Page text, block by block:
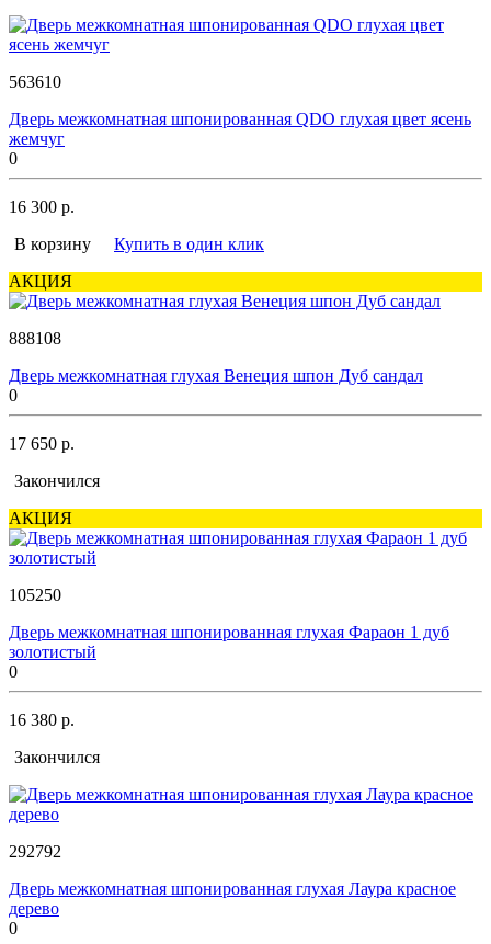
563610
Дверь межкомнатная шпонированная QDO глухая цвет ясень
жемчуг
0
16 300 р.
В корзину
Купить в один клик
АКЦИЯ
888108
Дверь межкомнатная глухая Венеция шпон Дуб сандал
0
17 650 р.
Закончился
АКЦИЯ
105250
Дверь межкомнатная шпонированная глухая Фараон 1 дуб
золотистый
0
16 380 р.
Закончился
292792
Дверь межкомнатная шпонированная глухая Лаура красное
дерево
0